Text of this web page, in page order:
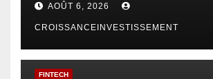
AOÛT 6, 2026
CROISSANCEINVESTISSEMENT
FINTECH